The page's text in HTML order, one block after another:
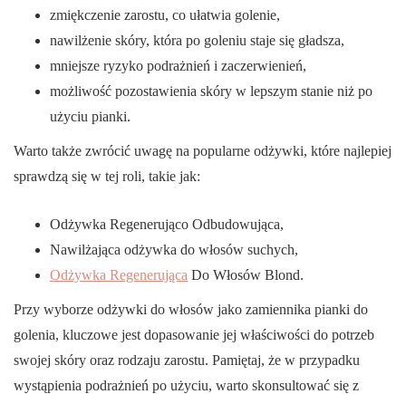
zmiękczenie zarostu, co ułatwia golenie,
nawilżenie skóry, która po goleniu staje się gładsza,
mniejsze ryzyko podrażnień i zaczerwienień,
możliwość pozostawienia skóry w lepszym stanie niż po
użyciu pianki.
Warto także zwrócić uwagę na popularne odżywki, które najlepiej
sprawdzą się w tej roli, takie jak:
Odżywka Regenerująco Odbudowująca,
Nawilżająca odżywka do włosów suchych,
Odżywka Regenerująca Do Włosów Blond.
Przy wyborze odżywki do włosów jako zamiennika pianki do
golenia, kluczowe jest dopasowanie jej właściwości do potrzeb
swojej skóry oraz rodzaju zarostu. Pamiętaj, że w przypadku
wystąpienia podrażnień po użyciu, warto skonsultować się z